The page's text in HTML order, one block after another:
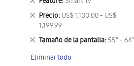
este
artículo
Precio US$ 1,100.00 - US$
1,199.99
Eliminar
este
artículo
Tamaño de la pantalla 55" - 64"
Eliminar
artículo
Eliminar todo